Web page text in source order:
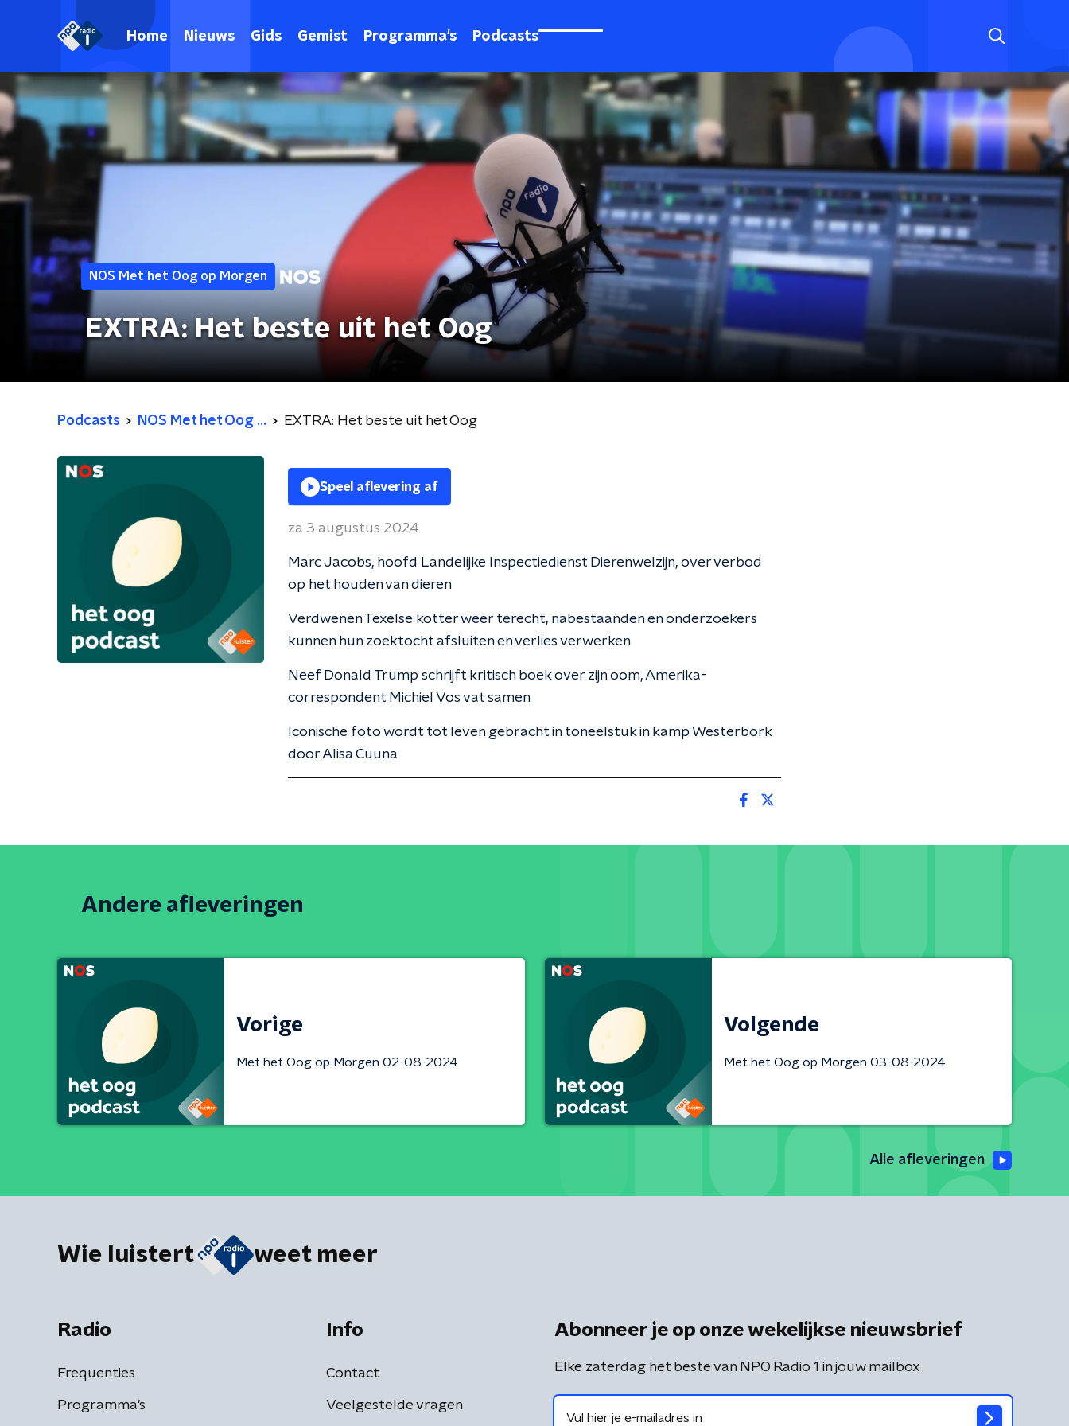
Home Nieuws Gids Gemist Programma's Podcasts
NOS Met het Oog op Morgen
EXTRA: Het beste uit het Oog
Podcasts NOS Met het Oog ... EXTRA: Het beste uit het Oog
Speel aflevering af
za 3 augustus 2024
Marc Jacobs, hoofd Landelijke Inspectiedienst Dierenwelzijn, over verbod
op het houden van dieren
Verdwenen Texelse kotter weer terecht, nabestaanden en onderzoekers
kunnen hun zoektocht afsluiten en verlies verwerken
Neef Donald Trump schrijft kritisch boek over zijn oom, Amerika-
correspondent Michiel Vos vat samen
Iconische foto wordt tot leven gebracht in toneelstuk in kamp Westerbork
door Alisa Cuuna
Andere afleveringen
Vorige
Met het Oog op Morgen 02-08-2024
Volgende
Met het Oog op Morgen 03-08-2024
Alle afleveringen
Wie luistert weet meer
Radio
Frequenties
Programma's
Info
Contact
Veelgestelde vragen
Abonneer je op onze wekelijkse nieuwsbrief
Elke zaterdag het beste van NPO Radio 1 in jouw mailbox